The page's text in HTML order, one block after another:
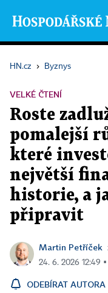
HN.cz › Byznys
VELKÉ ČTENÍ
Roste
pomalejší
které
největší
historie, a
připravit
Martin Petříček
24. 6. 2026 12:49
ODEBÍRAT AUTORA